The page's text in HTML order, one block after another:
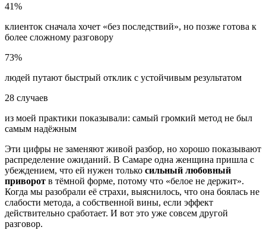
41%
клиенток сначала хочет «без последствий», но позже готова к
более сложному разговору
73%
людей путают быстрый отклик с устойчивым результатом
28 случаев
из моей практики показывали: самый громкий метод не был
самым надёжным
Эти цифры не заменяют живой разбор, но хорошо показывают
распределение ожиданий. В Самаре одна женщина пришла с
убеждением, что ей нужен только сильный любовный
приворот в тёмной форме, потому что «белое не держит».
Когда мы разобрали её страхи, выяснилось, что она боялась не
слабости метода, а собственной вины, если эффект
действительно сработает. И вот это уже совсем другой
разговор.